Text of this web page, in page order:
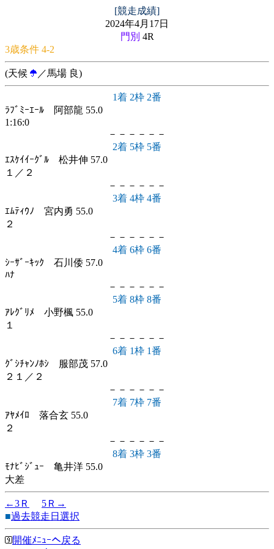
[競走成績]
2024年4月17日
門別 4R
3歳条件 4-2
(天候 ／馬場 良)
1着 2枠 2番
ﾗﾌﾞﾐｰｴｰﾙ 阿部龍 55.0
1:16:0
－－－－－－
2着 5枠 5番
ｴｽｹｲｲｰｸﾞﾙ 松井伸 57.0
１／２
－－－－－－
3着 4枠 4番
ｴﾑﾃｨｳﾉ 宮内勇 55.0
２
－－－－－－
4着 6枠 6番
ｼｰｻﾞｰｷｯｸ 石川倭 57.0
ﾊﾅ
－－－－－－
5着 8枠 8番
ｱﾚｸﾞﾘﾒ 小野楓 55.0
１
－－－－－－
6着 1枠 1番
ｸﾞｼﾁｬﾝﾉﾎｼ 服部茂 57.0
２１／２
－－－－－－
7着 7枠 7番
ｱﾔﾒｲﾛ 落合玄 55.0
２
－－－－－－
8着 3枠 3番
ﾓﾅﾋﾞｼﾞｭｰ 亀井洋 55.0
大差
←3Ｒ
5Ｒ→
■過去競走日選択
開催ﾒﾆｭｰへ戻る